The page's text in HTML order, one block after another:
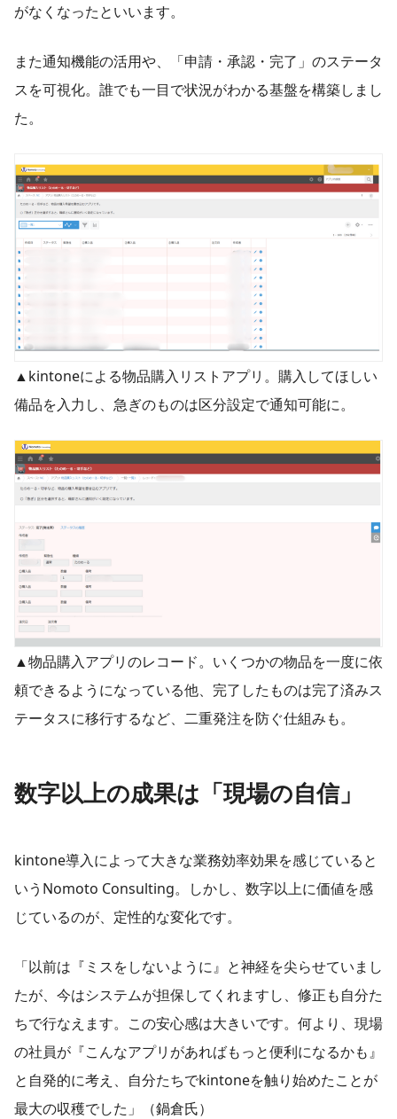
がなくなったといいます。
また通知機能の活用や、「申請・承認・完了」のステータ
スを可視化。誰でも一目で状況がわかる基盤を構築しまし
た。
▲kintoneによる物品購入リストアプリ。購入してほしい
備品を入力し、急ぎのものは区分設定で通知可能に。
▲物品購入アプリのレコード。いくつかの物品を一度に依
頼できるようになっている他、完了したものは完了済みス
テータスに移行するなど、二重発注を防ぐ仕組みも。
数字以上の成果は「現場の自信」
kintone導入によって大きな業務効率効果を感じていると
いうNomoto Consulting。しかし、数字以上に価値を感
じているのが、定性的な変化です。
「以前は『ミスをしないように』と神経を尖らせていまし
たが、今はシステムが担保してくれますし、修正も自分た
ちで行なえます。この安心感は大きいです。何より、現場
の社員が『こんなアプリがあればもっと便利になるかも』
と自発的に考え、自分たちでkintoneを触り始めたことが
最大の収穫でした」（鍋倉氏）